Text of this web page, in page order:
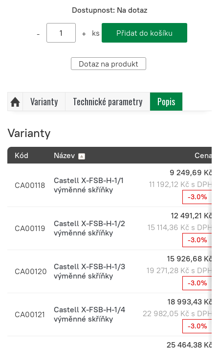
Dostupnost: Na dotaz
- + ks
Dotaz na produkt
Varianty Technické parametry Popis
Varianty
Kód Název Cena
CA00118
Castell X-FSB-H-1/1
výměnné skříňky
9 249,69 Kč
11 192,12 Kč s DPH
-3.0%
CA00119
Castell X-FSB-H-1/2
výměnné skříňky
12 491,21 Kč
15 114,36 Kč s DPH
-3.0%
CA00120
Castell X-FSB-H-1/3
výměnné skříňky
15 926,68 Kč
19 271,28 Kč s DPH
-3.0%
CA00121
Castell X-FSB-H-1/4
výměnné skříňky
18 993,43 Kč
22 982,05 Kč s DPH
-3.0%
25 464,38 Kč